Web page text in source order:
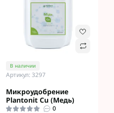
В наличии
Артикул: 3297
Микроудобрение
Plantonit Cu (Медь)
0